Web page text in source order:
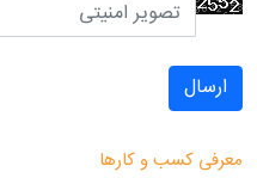
ارسال
معرفی کسب و کارها